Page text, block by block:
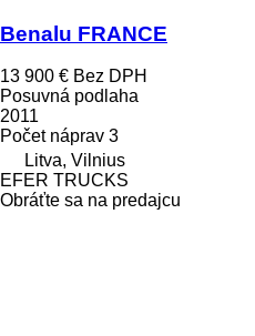
Benalu FRANCE
13 900 € Bez DPH
Posuvná podlaha
2011
Počet náprav 3
Litva, Vilnius
EFER TRUCKS
Obráťte sa na predajcu